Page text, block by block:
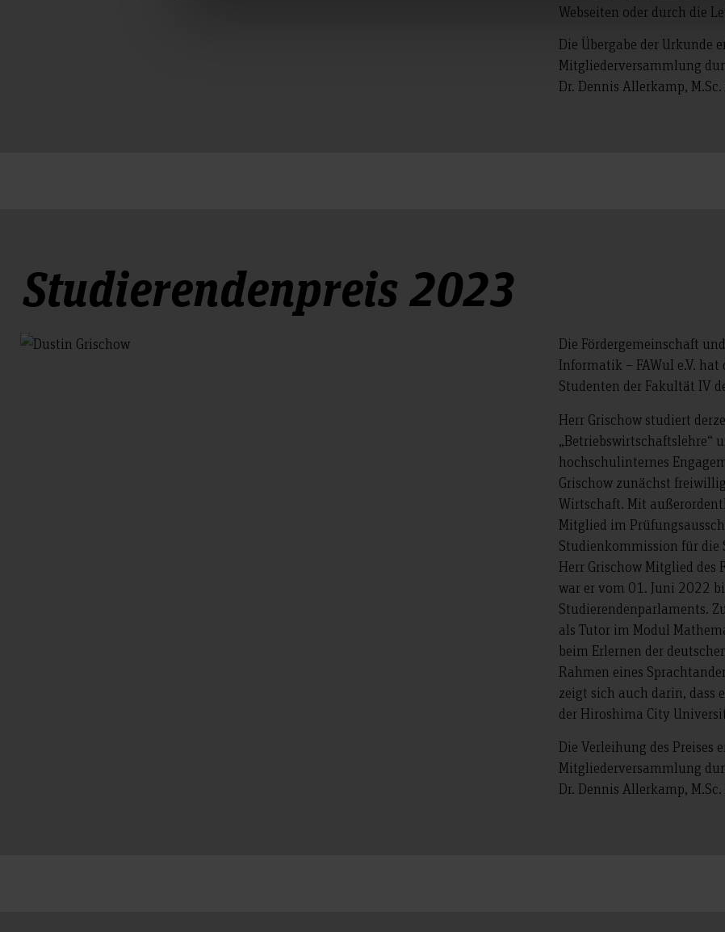
Webseiten oder durch die
Die Übergabe der Urkunde
Mitgliederversammlung
Dr. Dennis Allerkamp,
Studierendenpreis 2023
Die Fördergemeinschaft
Informatik – FAWuI e.V.
Studenten der Fakultät IV
Herr Grischow studiert
„Betriebswirtschaftslehre“
hochschulinternes
Grischow zunächst
Wirtschaft. Mit
Mitglied im
Studienkommission für die
Herr Grischow Mitglied
war er vom 01. Juni 2022
Studierendenparlaments.
als Tutor im Modul
beim Erlernen der
Rahmen eines
zeigt sich auch darin, dass
der Hiroshima City
Die Verleihung des Preises
Mitgliederversammlung
Dr. Dennis Allerkamp,